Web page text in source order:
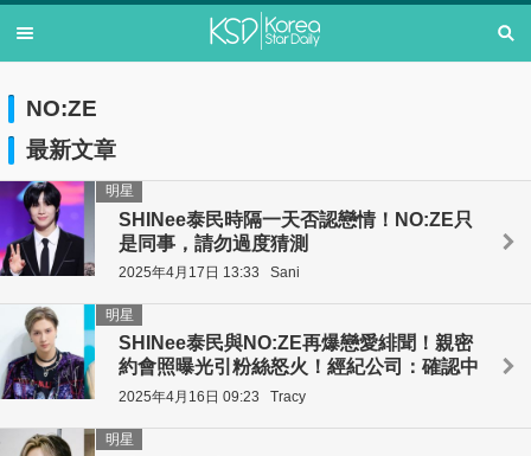
NO:ZE
最新文章
SHINee泰民時隔一天否認戀情！NO:ZE只
是同事，請勿過度猜測
明星
2025年4月17日 13:33 Sani
SHINee泰民與NO:ZE再爆戀愛緋聞！親密
約會照曝光引粉絲怒火！經紀公司：確認中
明星
2025年4月16日 09:23 Tracy
明星